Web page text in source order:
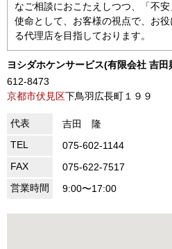
なご相談におこたえしつつ、「不
使命として、お客様の視点で、お
る代理店を目指しております。
ヨシダホケンサービス(有限会社 吉田
612-8473
京都市伏見区下鳥羽広長町１９９
代表
吉田 隆
TEL
075-602-1144
FAX
075-622-7517
営業時間
9:00〜17:00